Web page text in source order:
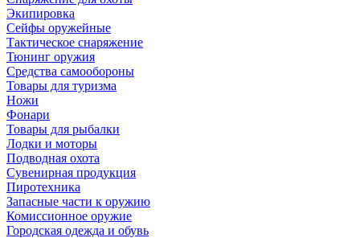
Экипировка
Сейфы оружейные
Тактическое снаряжение
Тюнинг оружия
Средства самообороны
Товары для туризма
Ножи
Фонари
Товары для рыбалки
Лодки и моторы
Подводная охота
Сувенирная продукция
Пиротехника
Запасные части к оружию
Комиссионное оружие
Городская одежда и обувь